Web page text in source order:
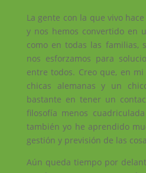
La gente con la que vivo
y nos hemos convertido en
como en todas las familias,
nos esforzamos para
entre todos. Creo que, en
chicas alemanas y un
bastante en tener un
filosofía menos
también yo he aprendido
gestión y previsión de las
Aún queda tiempo por